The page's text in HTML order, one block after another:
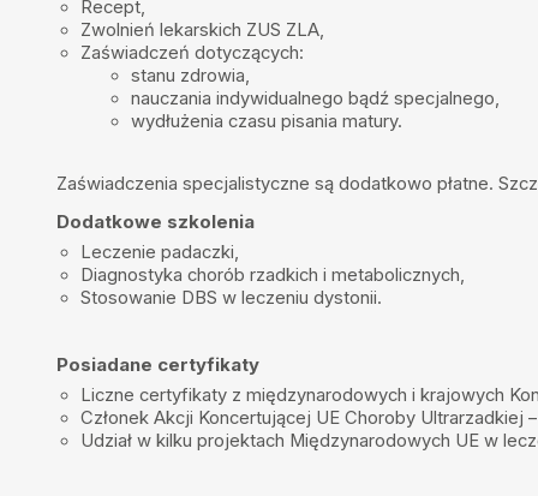
Profesjonalista z całego serca polecam
Marcin Moczulski•2025-03-06
Fantastyczny lekarz
Magdalena•2025-03-05
Bardzo kompetentny i życzliwy lekarz. Cenię bardzo wysoko
Asia J.•2025-03-03
Bardzo kompetentny Pan Doktor. Polecam
Wizyta w przyjaznej atmosferze, uważny wywiad, dokładne
godny polecenia.
joanna.l_88•2025-02-04
Wizytę u Pana doktora oceniam bardzo pozytywnie.
Recept,
Zwolnień lekarskich ZUS ZLA,
Zaświadczeń dotyczących:
stanu zdrowia,
nauczania indywidualnego bądź specjalnego,
wydłużenia czasu pisania matury.
Zaświadczenia specjalistyczne są dodatkowo płatne.
Dodatkowe szkolenia
Leczenie padaczki,
Diagnostyka chorób rzadkich i metabolicznych,
Stosowanie DBS w leczeniu dystonii.
Posiadane certyfikaty
Liczne certyfikaty z międzynarodowych i krajowych
Członek Akcji Koncertującej UE Choroby Ultrarzadkiej
Udział w kilku projektach Międzynarodowych UE w